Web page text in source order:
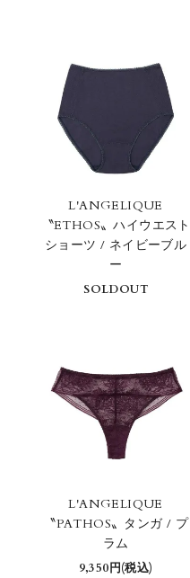
L'ANGELIQUE
〝ETHOS〟ハイウエスト
ショーツ / ネイビーブル
ー
SOLDOUT
L'ANGELIQUE
〝PATHOS〟タンガ / プ
ラム
9,350円(税込)